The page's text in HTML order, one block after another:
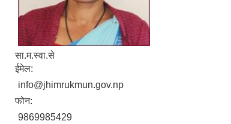
सा.म.स्वा.से
ईमेल:
info@jhimrukmun.gov.np
फोन:
9869985429